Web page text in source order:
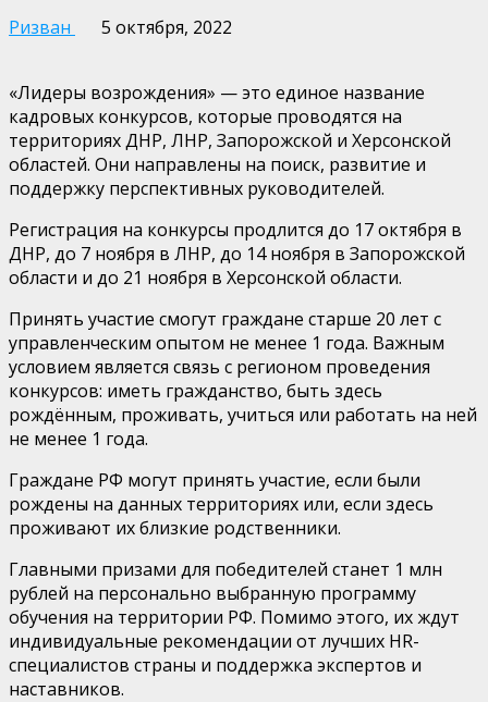
Ризван 5 октября, 2022
«Лидеры возрождения» — это единое название
кадровых конкурсов, которые проводятся на
территориях ДНР, ЛНР, Запорожской и Херсонской
областей. Они направлены на поиск, развитие и
поддержку перспективных руководителей.
Регистрация на конкурсы продлится до 17 октября в
ДНР, до 7 ноября в ЛНР, до 14 ноября в Запорожской
области и до 21 ноября в Херсонской области.
Принять участие смогут граждане старше 20 лет с
управленческим опытом не менее 1 года. Важным
условием является связь с регионом проведения
конкурсов: иметь гражданство, быть здесь
рождённым, проживать, учиться или работать на ней
не менее 1 года.
Граждане РФ могут принять участие, если были
рождены на данных территориях или, если здесь
проживают их близкие родственники.
Главными призами для победителей станет 1 млн
рублей на персонально выбранную программу
обучения на территории РФ. Помимо этого, их ждут
индивидуальные рекомендации от лучших HR-
специалистов страны и поддержка экспертов и
наставников.